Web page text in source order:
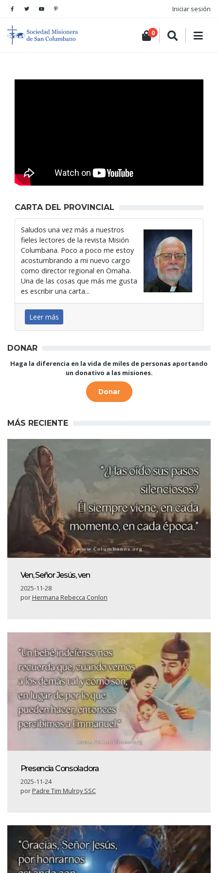
Iniciar sesión
0
CARTA DEL PROVINCIAL
Saludos una vez más a nuestros
fieles lectores de la revista Misión
Columbana. Poco a poco me estoy
acostumbrando a mi nuevo cargo
como director regional en Omaha.
Una de las cosas que más me gusta
es escribir una carta...
Leer más
DONAR
Haga la diferencia en la vida de miles de personas aportando
un donativo a las misiones.
Donar
MÁS RECIENTE
Ven, Señor Jesús, ven
2025-11-28
porHermana Rebecca Conlon
Presencia Consoladora
2025-11-24
porPadre Tim Mulroy SSC